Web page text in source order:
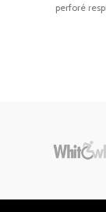
perforé